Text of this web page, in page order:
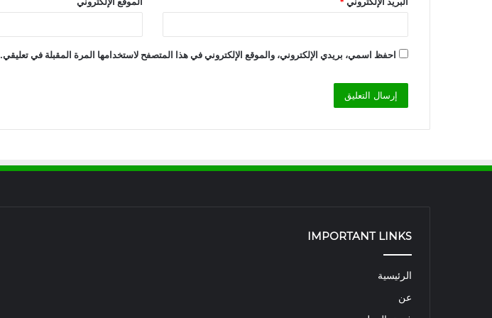
احفظ اسمي، بريدي الإلكتروني، والموقع الإلكتروني في هذا المتصفح لاستخدامها المرة المقبلة في تعليقي.
IMPORTANT LINKS
الرئيسية
عن